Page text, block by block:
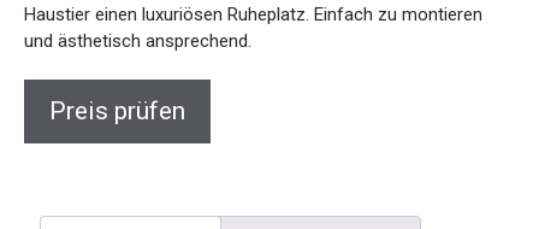
Haustier einen luxuriösen Ruheplatz. Einfach zu montieren
und ästhetisch ansprechend.
Preis prüfen